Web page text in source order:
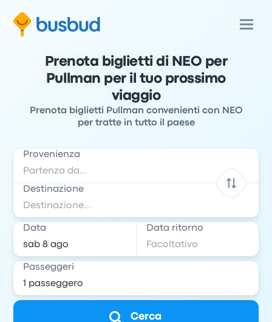
Prenota biglietti di NEO per
Pullman per il tuo prossimo
viaggio
Prenota biglietti Pullman convenienti con NEO
per tratte in tutto il paese
Provenienza
Destinazione
Data Data ritorno
Passeggeri
Cerca